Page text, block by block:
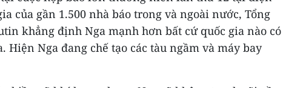
của gần 1.500 nhà báo trong và ngoài nước, Tổng
khẳng định Nga mạnh hơn bất cứ quốc gia nào có
Hiện Nga đang chế tạo các tàu ngầm và máy bay